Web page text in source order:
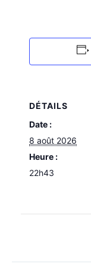
DÉTAILS
Date :
8 août 2026
Heure :
22h43